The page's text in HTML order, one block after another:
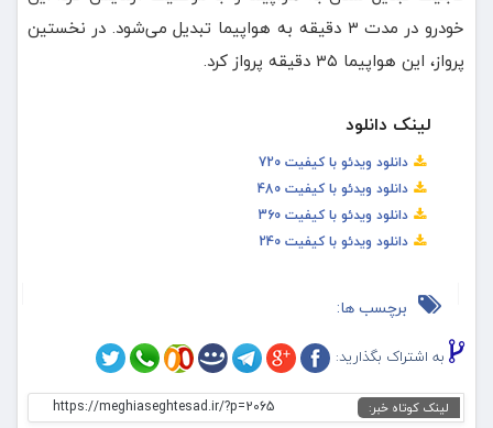
خودرو در مدت ۳ دقیقه به هواپیما تبدیل می‌شود. در نخستین
پرواز، این هواپیما ۳۵ دقیقه پرواز کرد.
لینک دانلود
دانلود ویدئو با کیفیت 720
دانلود ویدئو با کیفیت 480
دانلود ویدئو با کیفیت 360
دانلود ویدئو با کیفیت 240
برچسب ها:
به اشتراک بگذارید:
لینک کوتاه خبر: https://meghiaseghtesad.ir/?p=2065